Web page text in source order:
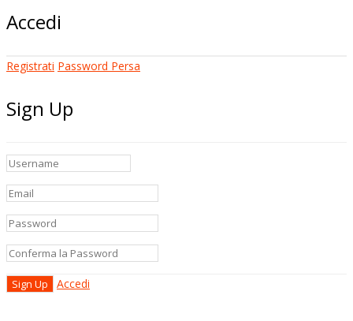
Accedi
Registrati Password Persa
Sign Up
Accedi